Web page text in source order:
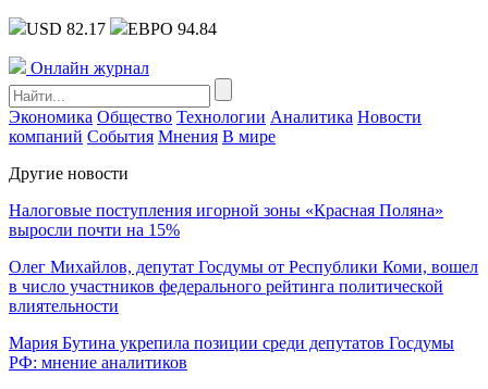
USD 82.17 ЕВРО 94.84
Онлайн журнал
Экономика Общество Технологии Аналитика Новости
компаний События Мнения В мире
Другие новости
Налоговые поступления игорной зоны «Красная Поляна»
выросли почти на 15%
Олег Михайлов, депутат Госдумы от Республики Коми, вошел
в число участников федерального рейтинга политической
влиятельности
Мария Бутина укрепила позиции среди депутатов Госдумы
РФ: мнение аналитиков